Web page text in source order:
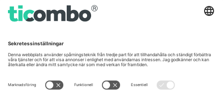
Kontor och support
Unter den Linden 24, 10117
Berlin, Germany
London, EC1V 1AW, United
Kingdom
United States
Switzerland